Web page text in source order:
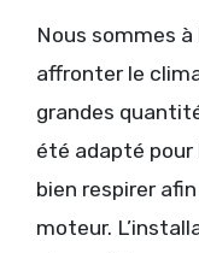
Nous sommes
affronter le
grandes
été adapté pour
bien respirer
moteur.